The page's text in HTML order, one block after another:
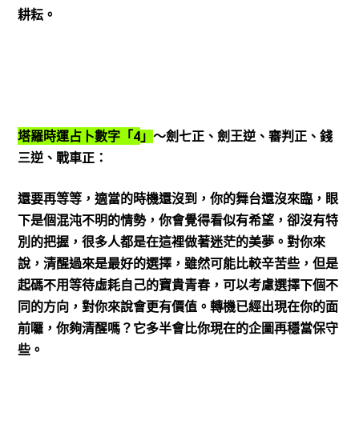
耕耘。
塔羅時運占卜數字「4」 ～劍七正、劍王逆、審判正、錢
三逆、戰車正：
還要再等等，適當的時機還沒到，你的舞台還沒來臨，眼
下是個混沌不明的情勢，你會覺得看似有希望，卻沒有特
別的把握，很多人都是在這裡做著迷茫的美夢。對你來
說，清醒過來是最好的選擇，雖然可能比較辛苦些，但是
起碼不用等待虛耗自己的寶貴青春，可以考慮選擇下個不
同的方向，對你來說會更有價值。轉機已經出現在你的面
前囉，你夠清醒嗎？它多半會比你現在的企圖再穩當保守
些。